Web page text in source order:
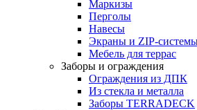
Маркизы
Перголы
Навесы
Экраны и ZIP-
Мебель для террас
Заборы и ограждения
Ограждения из ДПК
Из стекла и металла
Заборы TERRADECK